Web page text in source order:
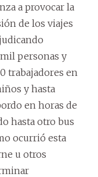
a provocar la
de los viajes
personas y
trabajadores en
y hasta
en horas de
hasta otro bus
ocurrió esta
u otros